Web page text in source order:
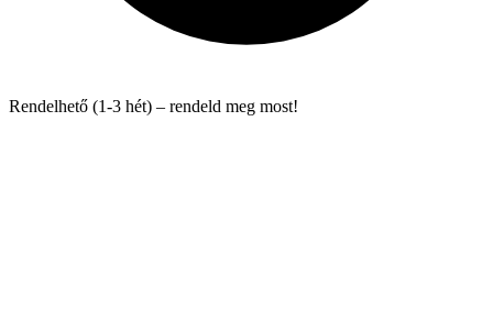
Rendelhető (1-3 hét) – rendeld meg most!